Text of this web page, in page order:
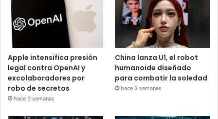
Apple intensifica presión
legal contra OpenAI y
excolaboradores por
robo de secretos
hace 3 semanas
China lanza U1, el robot
humanoide diseñado
para combatir la soledad
hace 3 semanas